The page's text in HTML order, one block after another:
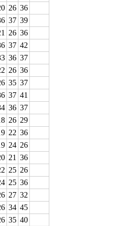
26 36
37 39
26 36
37 42
36 37
26 36
35 37
37 41
36 37
26 29
22 36
24 26
21 36
25 26
25 36
27 32
34 45
35 40